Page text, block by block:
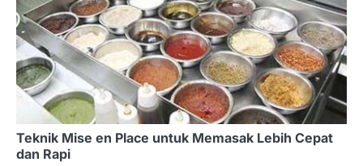
Teknik Mise en Place untuk Memasak Lebih Cepat
dan Rapi